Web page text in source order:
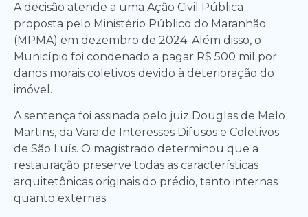
A decisão atende a uma Ação Civil Pública
proposta pelo Ministério Público do Maranhão
(MPMA) em dezembro de 2024. Além disso, o
Município foi condenado a pagar R$ 500 mil por
danos morais coletivos devido à deterioração do
imóvel.
A sentença foi assinada pelo juiz Douglas de Melo
Martins, da Vara de Interesses Difusos e Coletivos
de São Luís. O magistrado determinou que a
restauração preserve todas as características
arquitetônicas originais do prédio, tanto internas
quanto externas.